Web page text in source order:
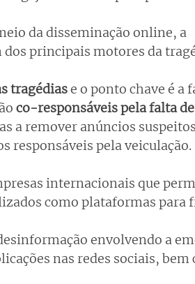
da disseminação online, a
dos principais motores da
tragédias e o ponto chave é a
co-responsáveis pela falta de
a remover anúncios
responsáveis pela veiculação.
internacionais que
como plataformas para
envolvendo a
nas redes sociais, bem